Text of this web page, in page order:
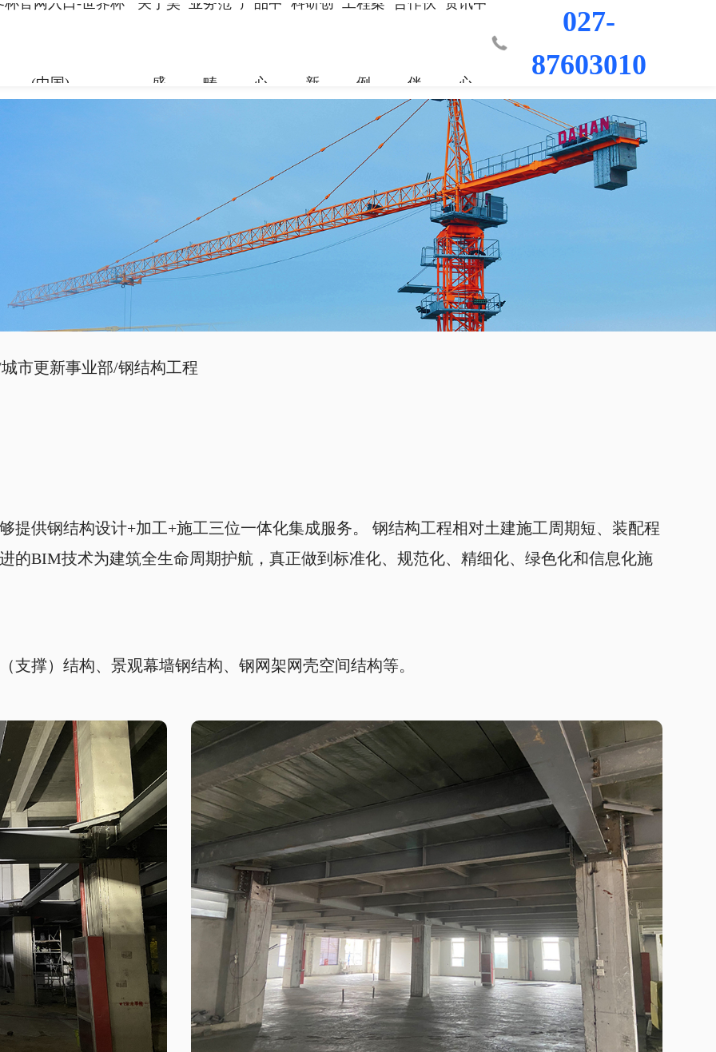
杯官网入口-世界杯
(中国)
关于昊
盛
关于昊盛
了解更多
企业简介 荣誉资质
组织架构 发展历程
党建引领 员工风采
业务范
畴
业务范畴
了解更多
新材料事业部 城市更新事业部
产品中
心
产品中心
了解更多
裂缝控制材料 混凝土外加剂
特种砂浆 防水/防腐涂料
地坪材料 修缮材料
加固材料 防腐耐久材料
科研创
新
科研创新
了解更多
科研团队 科研平台
科研成果
工程案
例
工程案例 地标性工程 桥梁隧道工程
交通枢纽工程 水利水电工程
工业防腐工程 机场码头工程
合作伙
伴
合作伙伴
了解更多
合作伙伴
资讯中
心
资讯中心
了解更多
企业新闻 行业新闻
人力资源 联系我们
027-
87603010
城市更新事业部/钢结构工程
提供钢结构设计+加工+施工三位一体化集成服务。 钢结构工程相对土建施工周期短、装配程
的BIM技术为建筑全生命周期护航，真正做到标准化、规范化、精细化、绿色化和信息化施
支撑）结构、景观幕墙钢结构、钢网架网壳空间结构等。